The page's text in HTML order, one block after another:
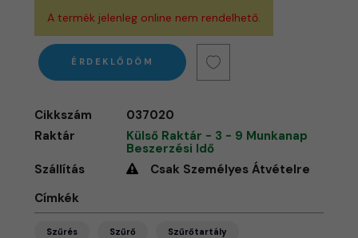
A termék jelenleg online nem rendelhető.
ÉRDEKLŐDÖM
Cikkszám
037020
Raktár
Külső Raktár - 3 - 9 Munkanap
Beszerzési Idő
Szállítás
Csak Személyes Átvételre
Címkék
Szűrés Szűrő Szűrőtartály